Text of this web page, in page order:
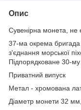
Опис
Сувенірна монета, не
37-ма окрема
з'єднання морської
Підпорядковане 30-му
Приватний випуск
Метал - хромована
Діаметр монети 32